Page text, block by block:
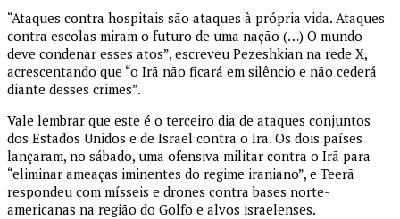
“Ataques contra hospitais são ataques à própria vida. Ataques
contra escolas miram o futuro de uma nação (…) O mundo
deve condenar esses atos”, escreveu Pezeshkian na rede X,
acrescentando que “o Irã não ficará em silêncio e não cederá
diante desses crimes”.
Vale lembrar que este é o terceiro dia de ataques conjuntos
dos Estados Unidos e de Israel contra o Irã. Os dois países
lançaram, no sábado, uma ofensiva militar contra o Irã para
“eliminar ameaças iminentes do regime iraniano”, e Teerã
respondeu com mísseis e drones contra bases norte-
americanas na região do Golfo e alvos israelenses.